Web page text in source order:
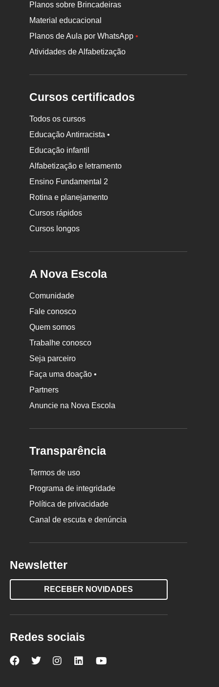
Planos sobre Brincadeiras
Material educacional
Planos de Aula por WhatsApp•
Atividades de Alfabetização
Cursos certificados
Todos os cursos
Educação Antirracista •
Educação infantil
Alfabetização e letramento
Ensino Fundamental 2
Rotina e planejamento
Cursos rápidos
Cursos longos
A Nova Escola
Comunidade
Fale conosco
Quem somos
Trabalhe conosco
Seja parceiro
Faça uma doação •
Partners
Anuncie na Nova Escola
Transparência
Termos de uso
Programa de integridade
Política de privacidade
Canal de escuta e denúncia
Newsletter
RECEBER NOVIDADES
Redes sociais
NovaNova Nova Nova